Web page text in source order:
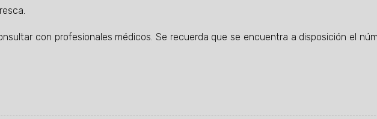
con profesionales médicos. Se recuerda que se encuentra a disposición el